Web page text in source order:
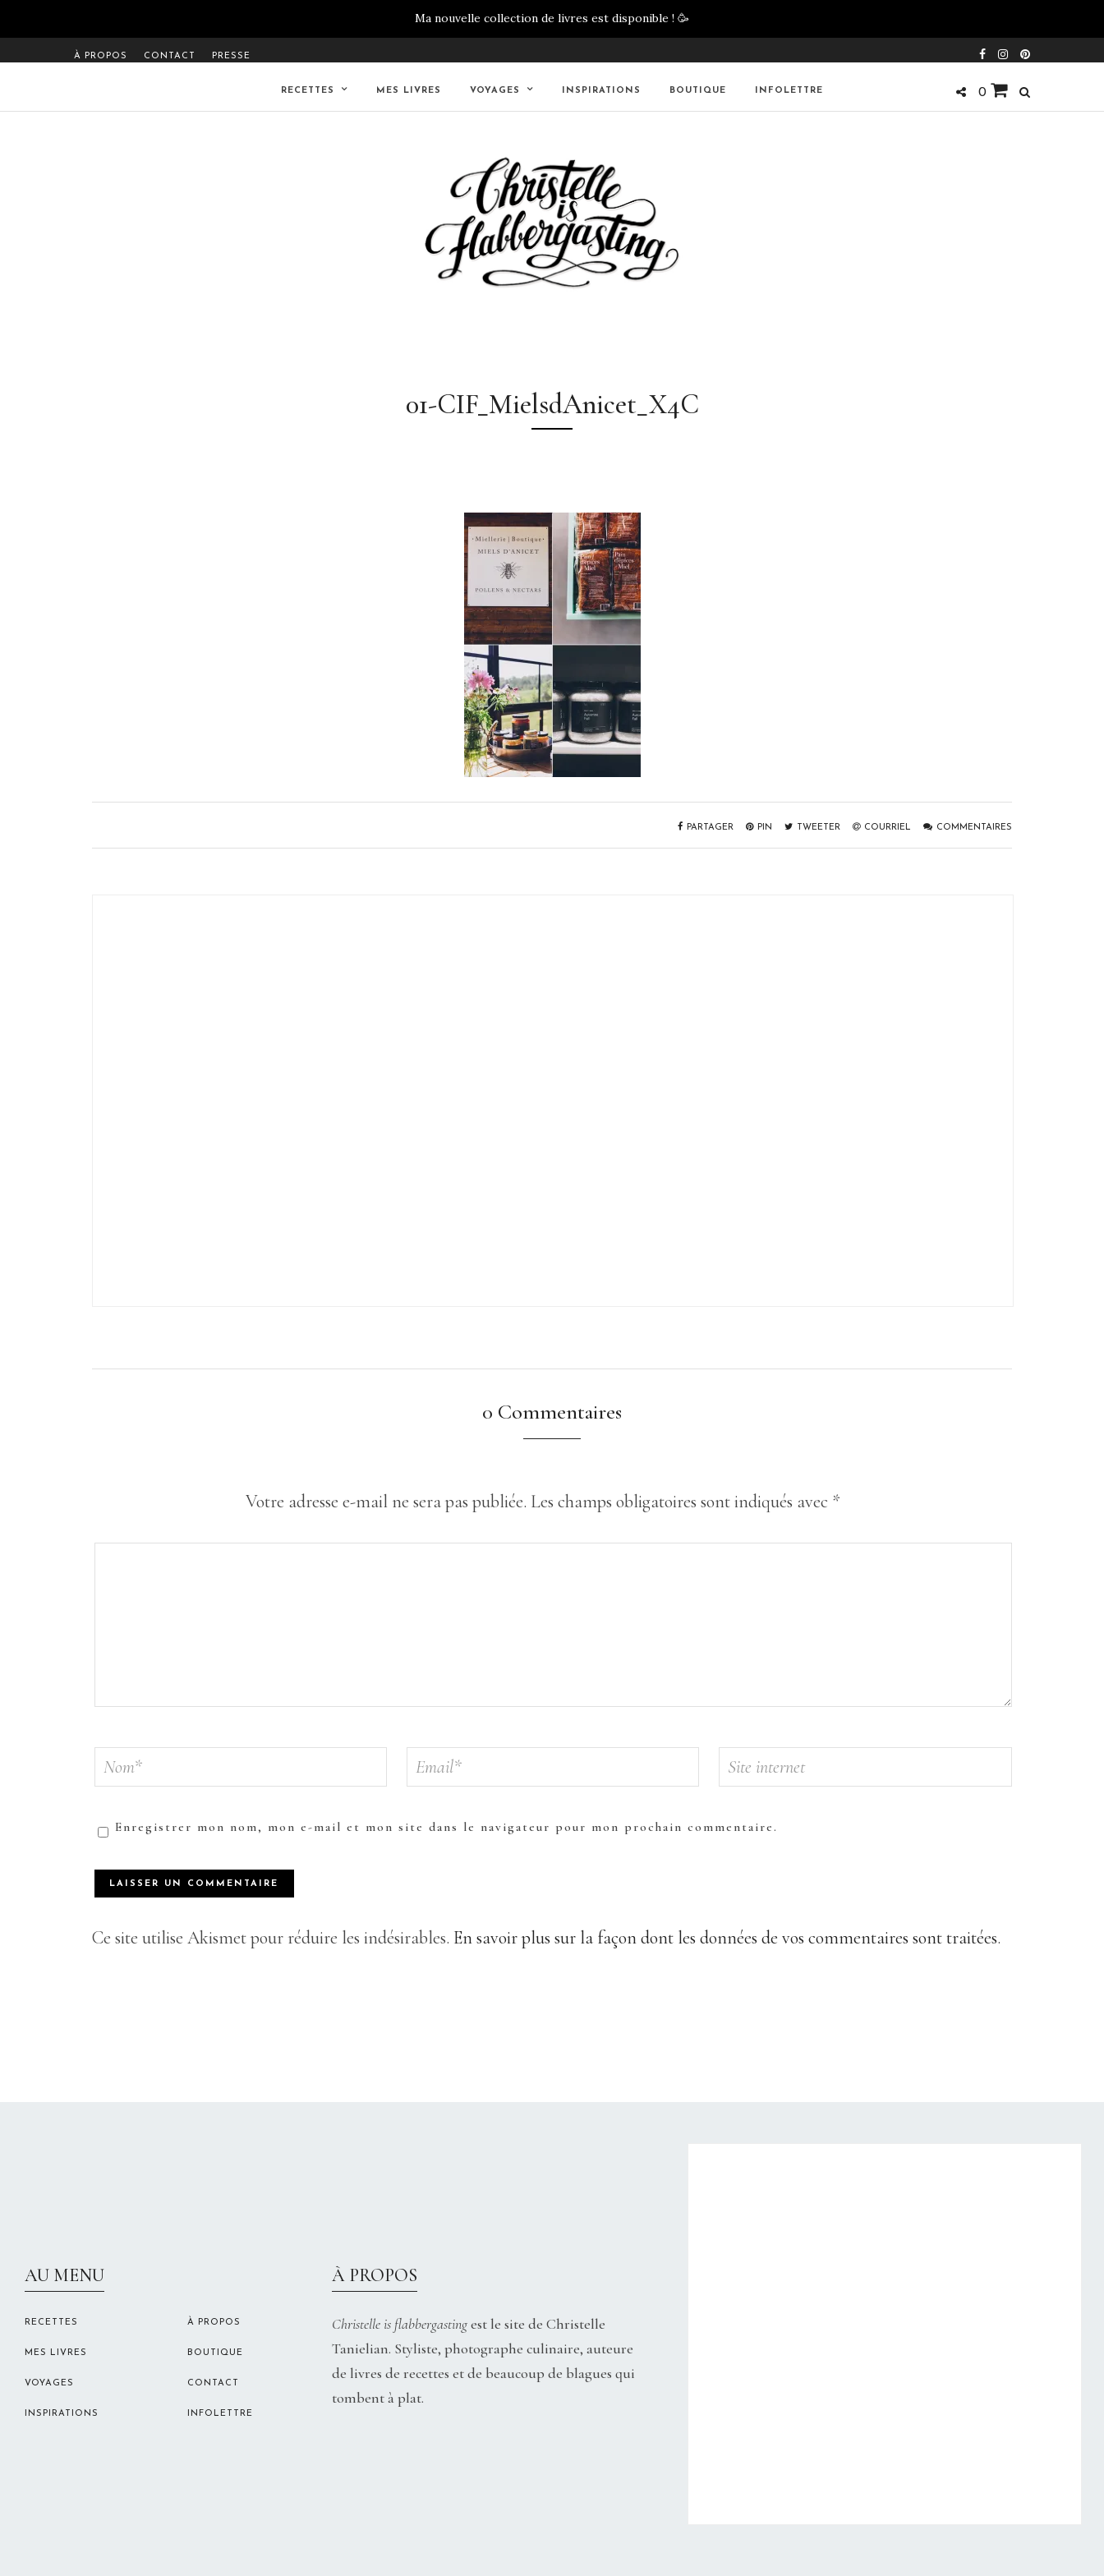
Ma nouvelle collection de livres est disponible ! 🥳
À PROPOS CONTACT PRESSE
RECETTES MES LIVRES VOYAGES INSPIRATIONS BOUTIQUE INFOLETTRE 0
01-CIF_MielsdAnicet_X4C
PARTAGER PIN TWEETER COURRIEL COMMENTAIRES
0 Commentaires
Votre adresse e-mail ne sera pas publiée. Les champs obligatoires sont indiqués avec *
Enregistrer mon nom, mon e-mail et mon site dans le navigateur pour mon prochain commentaire.
Ce site utilise Akismet pour réduire les indésirables. En savoir plus sur la façon dont les données de vos commentaires sont traitées.
AU MENU
RECETTES
MES LIVRES
VOYAGES
INSPIRATIONS
À PROPOS
BOUTIQUE
CONTACT
INFOLETTRE
À PROPOS
Christelle is flabbergastingest le site de Christelle
Tanielian. Styliste, photographe culinaire, auteure
de livres de recettes et de beaucoup de blagues qui
tombent à plat.